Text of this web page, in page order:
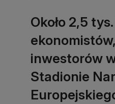
Około 2,5
inwestorów
Stadionie